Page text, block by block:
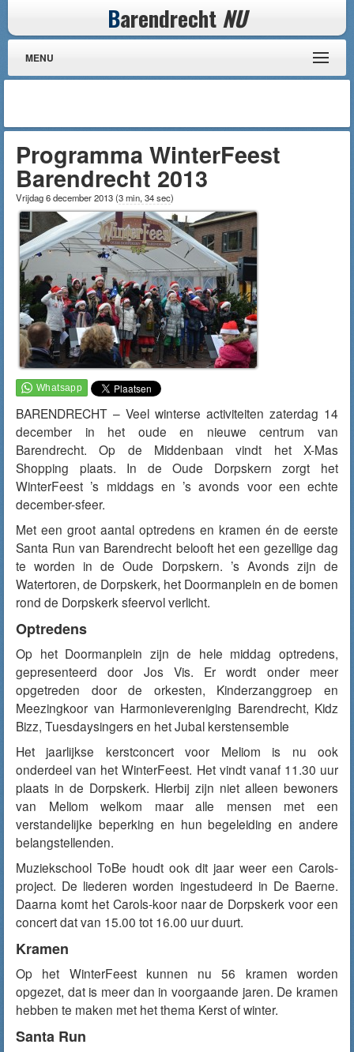
Barendrecht NU
MENU
Programma WinterFeest
Barendrecht 2013
Vrijdag 6 december 2013(3 min, 34 sec)
BARENDRECHT – Veel winterse activiteiten zaterdag 14
december in het oude en nieuwe centrum van
Barendrecht. Op de Middenbaan vindt het X-Mas
Shopping plaats. In de Oude Dorpskern zorgt het
WinterFeest ’s middags en ’s avonds voor een echte
december-sfeer.
Met een groot aantal optredens en kramen én de eerste
Santa Run van Barendrecht belooft het een gezellige dag
te worden in de Oude Dorpskern. ’s Avonds zijn de
Watertoren, de Dorpskerk, het Doormanplein en de bomen
rond de Dorpskerk sfeervol verlicht.
Optredens
Op het Doormanplein zijn de hele middag optredens,
gepresenteerd door Jos Vis. Er wordt onder meer
opgetreden door de orkesten, Kinderzanggroep en
Meezingkoor van Harmonievereniging Barendrecht, Kidz
Bizz, Tuesdaysingers en het Jubal kerstensemble
Het jaarlijkse kerstconcert voor Meliom is nu ook
onderdeel van het WinterFeest. Het vindt vanaf 11.30 uur
plaats in de Dorpskerk. Hierbij zijn niet alleen bewoners
van Meliom welkom maar alle mensen met een
verstandelijke beperking en hun begeleiding en andere
belangstellenden.
Muziekschool ToBe houdt ook dit jaar weer een Carols-
project. De liederen worden ingestudeerd in De Baerne.
Daarna komt het Carols-koor naar de Dorpskerk voor een
concert dat van 15.00 tot 16.00 uur duurt.
Kramen
Op het WinterFeest kunnen nu 56 kramen worden
opgezet, dat is meer dan in voorgaande jaren. De kramen
hebben te maken met het thema Kerst of winter.
Santa Run